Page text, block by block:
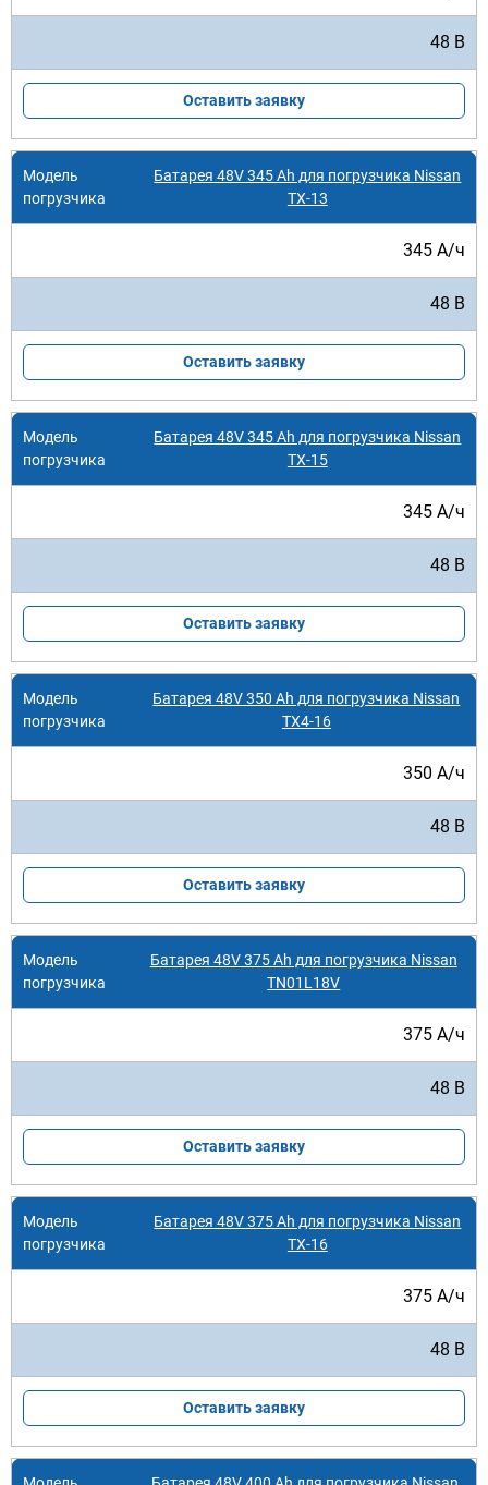
48 В
Оставить заявку
Батарея 48V 345 Ah для погрузчика Nissan
TX-13
345 А/ч
48 В
Оставить заявку
Батарея 48V 345 Ah для погрузчика Nissan
TX-15
345 А/ч
48 В
Оставить заявку
Батарея 48V 350 Ah для погрузчика Nissan
TX4-16
350 А/ч
48 В
Оставить заявку
Батарея 48V 375 Ah для погрузчика Nissan
TN01L18V
375 А/ч
48 В
Оставить заявку
Батарея 48V 375 Ah для погрузчика Nissan
TX-16
375 А/ч
48 В
Оставить заявку